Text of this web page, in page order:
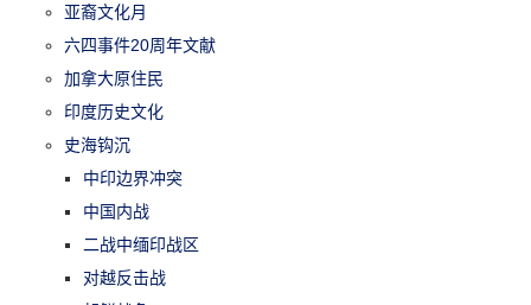
亚裔文化月
六四事件20周年文献
加拿大原住民
印度历史文化
史海钩沉
中印边界冲突
中国内战
二战中缅印战区
对越反击战